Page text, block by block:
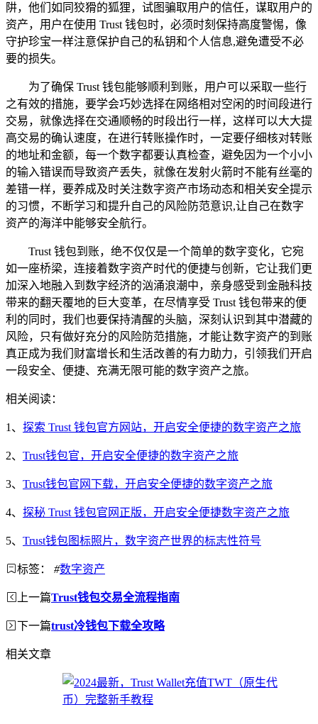
阱，他们如同狡猾的狐狸，试图骗取用户的信任，谋取用户的
资产，用户在使用 Trust 钱包时，必须时刻保持高度警惕，像
守护珍宝一样注意保护自己的私钥和个人信息,避免遭受不必
要的损失。
为了确保 Trust 钱包能够顺利到账，用户可以采取一些行
之有效的措施，要学会巧妙选择在网络相对空闲的时间段进行
交易，就像选择在交通顺畅的时段出行一样，这样可以大大提
高交易的确认速度，在进行转账操作时，一定要仔细核对转账
的地址和金额，每一个数字都要认真检查，避免因为一个小小
的输入错误而导致资产丢失，就像在发射火箭时不能有丝毫的
差错一样，要养成及时关注数字资产市场动态和相关安全提示
的习惯，不断学习和提升自己的风险防范意识,让自己在数字
资产的海洋中能够安全航行。
Trust 钱包到账，绝不仅仅是一个简单的数字变化，它宛
如一座桥梁，连接着数字资产时代的便捷与创新，它让我们更
加深入地融入到数字经济的汹涌浪潮中，亲身感受到金融科技
带来的翻天覆地的巨大变革，在尽情享受 Trust 钱包带来的便
利的同时，我们也要保持清醒的头脑，深刻认识到其中潜藏的
风险，只有做好充分的风险防范措施，才能让数字资产的到账
真正成为我们财富增长和生活改善的有力助力，引领我们开启
一段安全、便捷、充满无限可能的数字资产之旅。
相关阅读：
1、 探索 Trust 钱包官方网站，开启安全便捷的数字资产之旅
2、 Trust钱包官，开启安全便捷的数字资产之旅
3、 Trust钱包官网下载，开启安全便捷的数字资产之旅
4、 探秘 Trust 钱包官网正版，开启安全便捷数字资产之旅
5、 Trust钱包图标照片，数字资产世界的标志性符号
标签： #数字资产
上一篇Trust钱包交易全流程指南
下一篇trust冷钱包下载全攻略
相关文章